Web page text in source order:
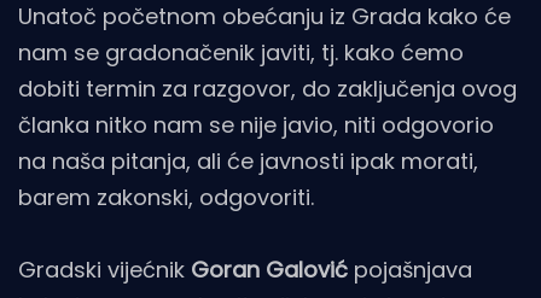
Unatoč početnom obećanju iz Grada kako će
nam se gradonačenik javiti, tj. kako ćemo
dobiti termin za razgovor, do zaključenja ovog
članka nitko nam se nije javio, niti odgovorio
na naša pitanja, ali će javnosti ipak morati,
barem zakonski, odgovoriti.
Gradski vijećnik Goran Galović pojašnjava